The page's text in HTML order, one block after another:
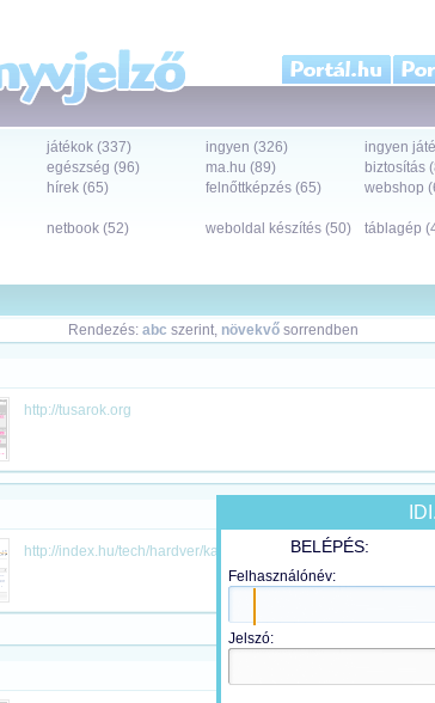
játékok (337) ingyen (326) ingyen
egészség (96) ma.hu (89) biztosítás
hírek (65) felnőttképzés (65) webshop
netbook (52) weboldal készítés (50) táblagép
Rendezés: abc szerint, növekvősorrendben
http://tusarok.org
http://index.hu/tech/hardver/kac081208/ BELÉPÉS:
Felhasználónév:
Jelszó: